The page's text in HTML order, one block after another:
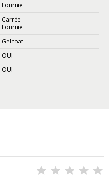
Fournie
Carrée
Fournie
Gelcoat
OUI
OUI